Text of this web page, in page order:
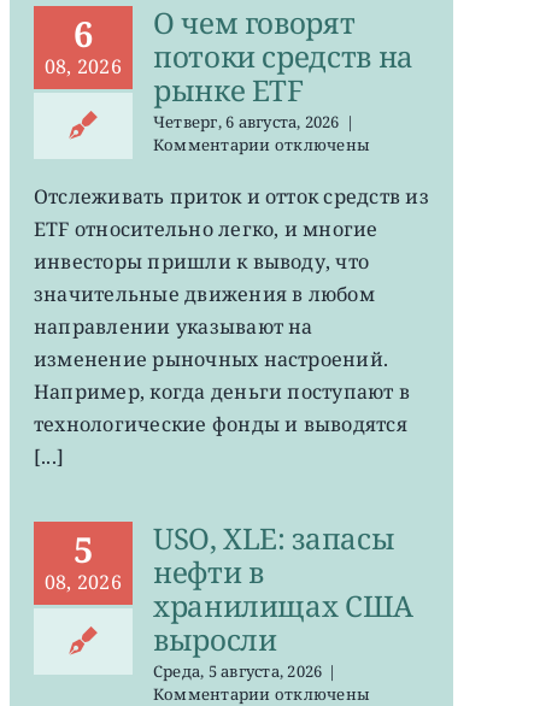
6
08, 2026
О чем говорят
потоки средств на
рынке ETF
Четверг, 6 августа, 2026 |
Комментариик
О
говорят
потоки
средств
на
рынке
отключены
Отслеживать приток и отток средств из
ETF относительно легко, и многие
инвесторы пришли к выводу, что
значительные движения в любом
направлении указывают на
изменение рыночных настроений.
Например, когда деньги поступают в
технологические фонды и выводятся
[...]
5
08, 2026
USO, XLE: запасы
нефти в
хранилищах США
выросли
Среда, 5 августа, 2026 |
Комментариикотключены